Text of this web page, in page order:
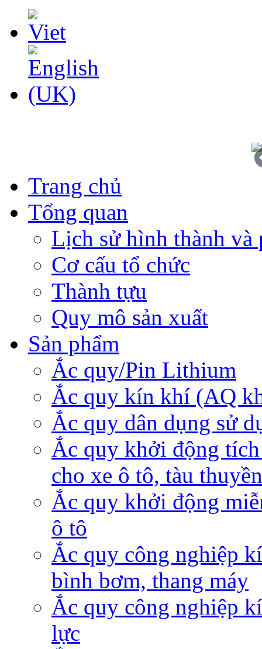
Trang chủ
Tổng quan
Lịch sử hình thành và
Cơ cấu tổ chức
Thành tựu
Quy mô sản xuất
Sản phẩm
Ắc quy/Pin Lithium
Ắc quy kín khí (AQ
Ắc quy dân dụng sử
Ắc quy khởi động
cho xe ô tô, tàu thuyền
Ắc quy khởi động
ô tô
Ắc quy công nghiệp
bình bơm, thang máy
Ắc quy công nghiệp
lực